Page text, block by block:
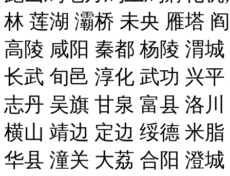
林 莲湖 灞桥 未央 雁塔
高陵 咸阳 秦都 杨陵 渭
长武 旬邑 淳化 武功 兴
志丹 吴旗 甘泉 富县 洛
横山 靖边 定边 绥德 米
华县 潼关 大荔 合阳 澄